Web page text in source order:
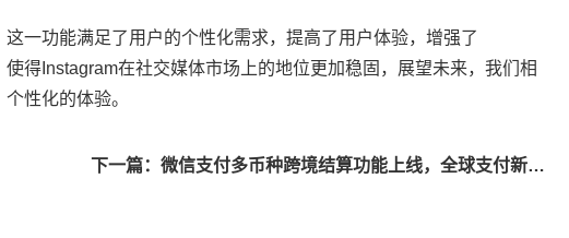
一功能满足了用户的个性化需求，提高了用户体验，增强了
得Instagram在社交媒体市场上的地位更加稳固，展望未来，我们相
性化的体验。
下一篇：微信支付多币种跨境结算功能上线，全球支付新篇章开启